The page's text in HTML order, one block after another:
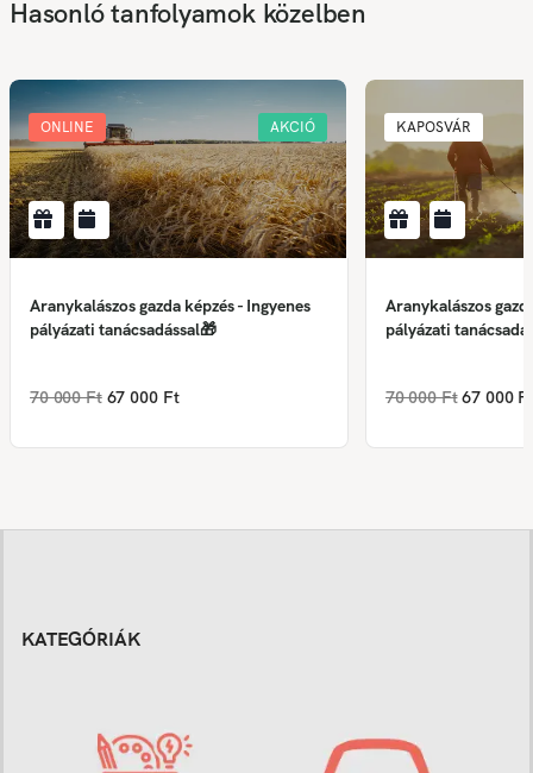
Hasonló tanfolyamok közelben
ONLINE AKCIÓ
Aranykalászos gazda képzés - Ingyenes
pályázati tanácsadással🎁
70 000 Ft 67 000 Ft
KAPOSVÁR
Aranykalászos
pályázati
70 000 Ft 67 000
KATEGÓRIÁK